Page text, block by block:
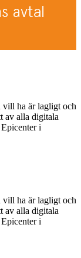
vill ha är lagligt och
av alla digitala
i
vill ha är lagligt och
av alla digitala
i